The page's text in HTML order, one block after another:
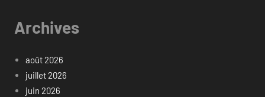
Archives
août 2026
juillet 2026
juin 2026